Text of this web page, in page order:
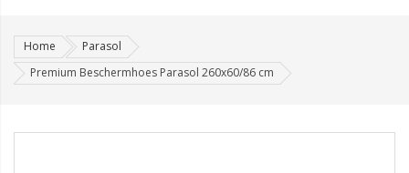
Home
Parasol
Premium Beschermhoes Parasol 260x60/86 cm